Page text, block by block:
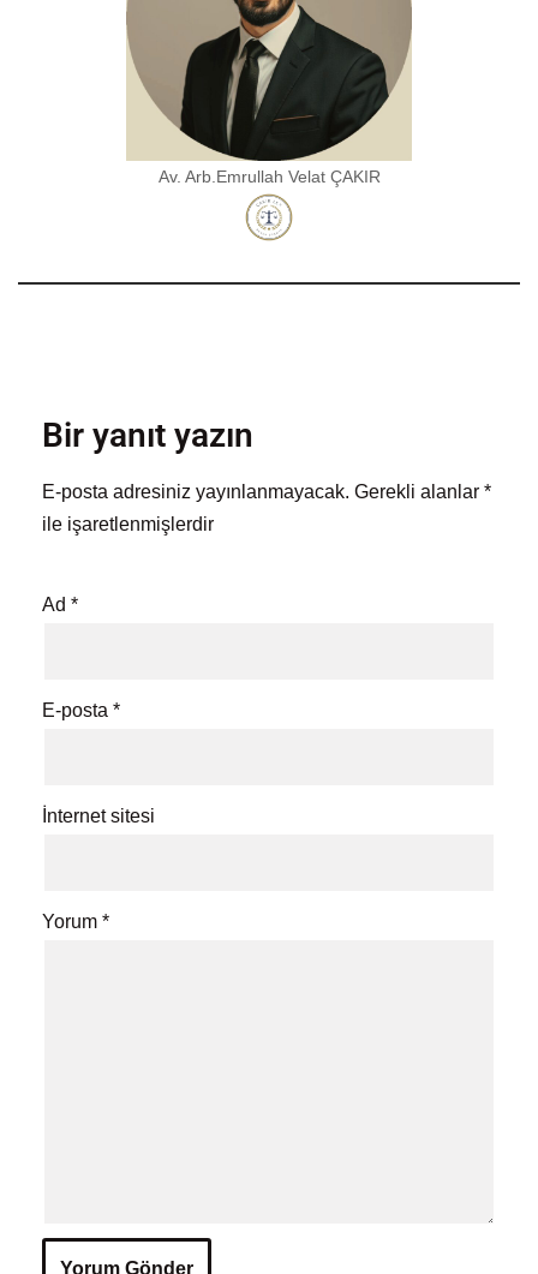
Av. Arb.Emrullah Velat ÇAKIR
Bir yanıt yazın
E-posta adresiniz yayınlanmayacak. Gerekli alanlar *
ile işaretlenmişlerdir
Ad *
E-posta *
İnternet sitesi
Yorum *